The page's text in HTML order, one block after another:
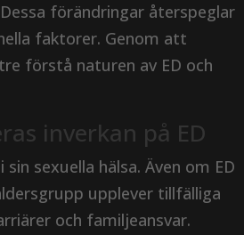
förändringar återspeglar
faktorer. Genom att
förstå naturen av ED och
inverkan på ED
sexuella hälsa. Även om ED
upplever tillfälliga
och familjeansvar.